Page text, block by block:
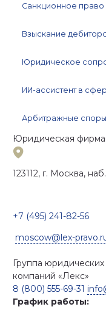
Санкционное право
Взыскание
Юридическое
ИИ-ассистент в
Арбитражные споры
Юридическая фирма
123112, г. Москва,
+7 (495) 241-82-56
moscow@lex-
Группа юридических
компаний «Лекс»
8 (800) 555-69-31
График работы: